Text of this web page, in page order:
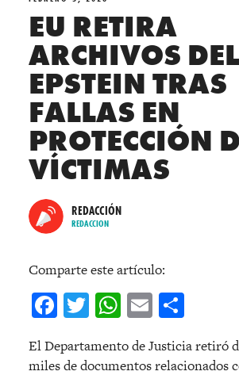
EU RETIRA
ARCHIVOS
EPSTEIN TRAS
FALLAS EN
PROTECCIÓN
VÍCTIMAS
REDACCIÓN
REDACCION
Comparte este artículo:
Facebook
Twitter
WhatsApp
Email
El Departamento de Justicia retiró
miles de documentos relacionados